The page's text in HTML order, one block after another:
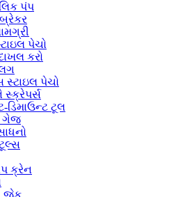
પંપ
બ્રેકર
પેચો
કરો
પેચો
સ્ક્રેપર્સ
ડિમાઉન્ટ ટૂલ
ગેજ
ક્રેન